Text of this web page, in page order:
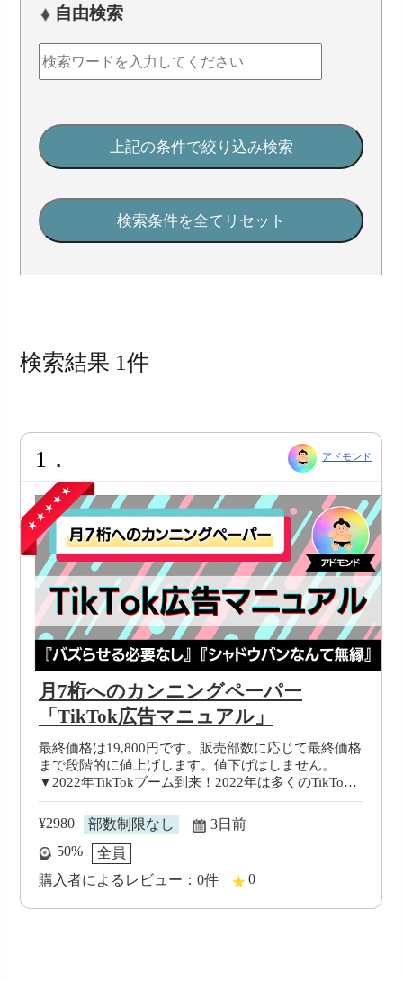
自由検索
検索結果 1件
1． アドモンド
月7桁へのカンニングペーパー
「TikTok広告マニュアル」
最終価格は19,800円です。販売部数に応じて最終価格
まで段階的に値上げします。値下げはしません。
▼2022年TikTokブーム到来！2022年は多くのTikTok
関連商材が販売されました。・100万再生させてフォ
ロワーを1,000人集めてアフィリエイトリンクを掲載
しましょう！・
2980 部数制限なし
3日前
50%
全員
0
0